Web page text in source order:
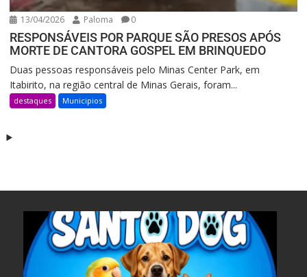
13/04/2026 Paloma 0
RESPONSÁVEIS POR PARQUE SÃO PRESOS APÓS
MORTE DE CANTORA GOSPEL EM BRINQUEDO
Duas pessoas responsáveis pelo Minas Center Park, em
Itabirito, na região central de Minas Gerais, foram...
destaques Municipios